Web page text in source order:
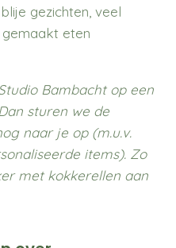
gezichten, veel
eten
Bambacht op een
sturen we de
naar je op (m.u.v.
items). Zo
met kokkerellen aan